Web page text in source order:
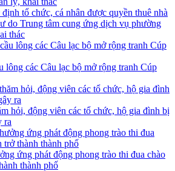
tổ chức, cá nhân được quyền thuê nhà
do Trung tâm cung ứng dịch vụ phường
thác
lông các Câu lạc bộ mở rộng tranh Cúp
hỏi, động viên các tổ chức, hộ gia đình bị
ra
ứng phát động phong trào thi đua chào
thành phố